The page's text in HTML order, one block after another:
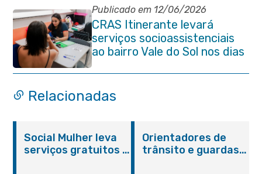
órgãos públicos
Publicado em 12/06/2026
CRAS Itinerante levará
serviços socioassistenciais
ao bairro Vale do Sol nos dias
15 e 16 de junho e Vila
Gabriela 18 de junho
Relacionadas
Social Mulher leva
serviços gratuitos à
Orientadores de
trânsito e guardas